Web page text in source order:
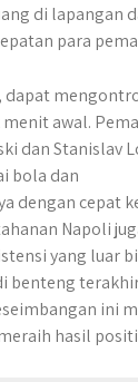
di lapangan
para
dapat
awal.
dan Stanislav
bola dan
dengan cepat
Napoli
yang luar
benteng
ini
hasil